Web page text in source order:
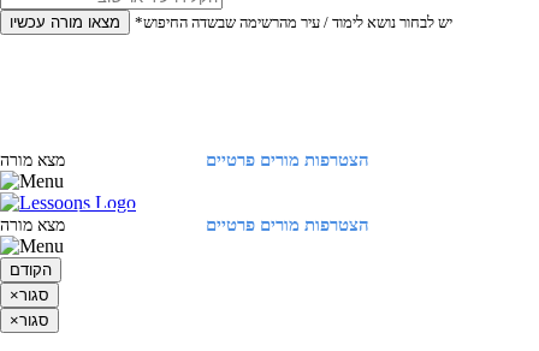
מצאו מורה עכשיו *יש לבחור נושא לימוד / עיר מהרשימה שבשדה החיפוש
הצטרפות מורים פרטיים מצא מורה
הצטרפות מורים פרטיים מצא מורה
הקודם
×סגור
×סגור